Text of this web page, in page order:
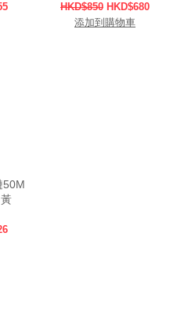
HKD$850 HKD$680
添加到購物車
50M